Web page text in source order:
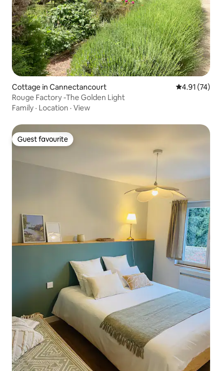
Cottage in Cannectancourt 4.91 out of 5
4.91 (74)
Rouge Factory -The Golden Light
Family · Location · View
Guest favourite
Guest favourite